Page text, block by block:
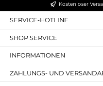
Kostenloser
SERVICE-HOTLINE
SHOP SERVICE
INFORMATIONEN
ZAHLUNGS- UND